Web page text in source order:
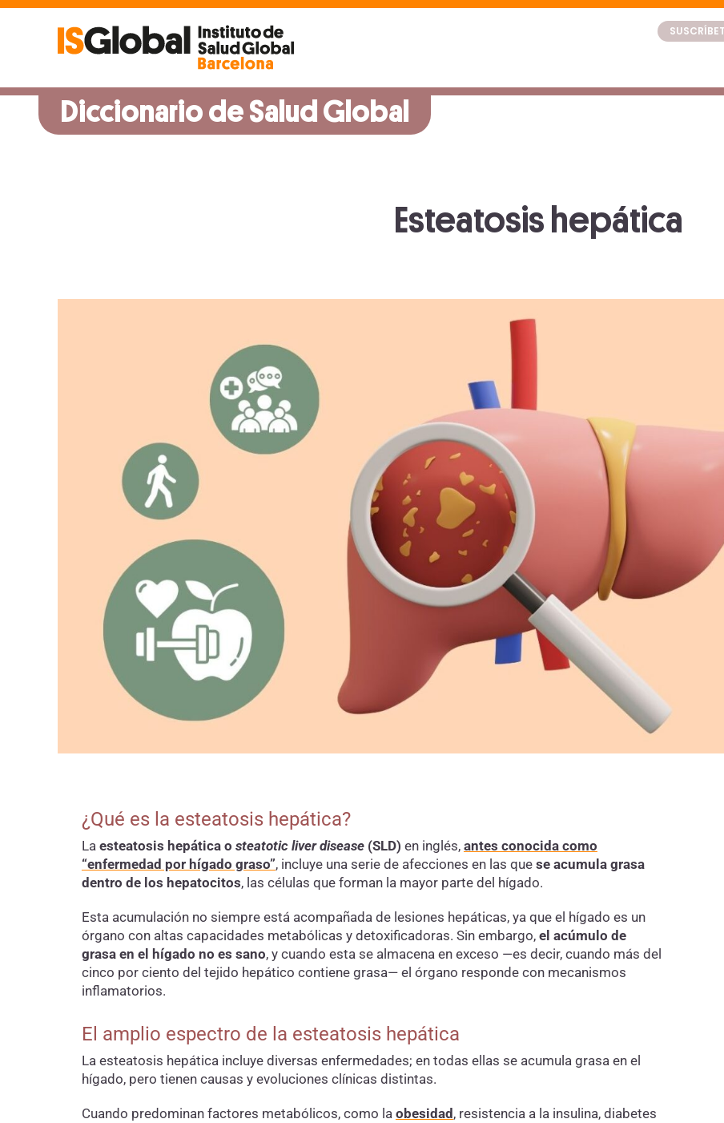
Skip
Diccionario de Salud Global
Esteatosis hepática
¿Qué es la esteatosis hepática?
La esteatosis hepática o steatotic liver disease(SLD) en inglés, antes conocida como
“enfermedad por hígado graso”, incluye una serie de afecciones en las que se acumula grasa
dentro de los hepatocitos, las células que forman la mayor parte del hígado.
Esta acumulación no siempre está acompañada de lesiones hepáticas, ya que el hígado es un
órgano con altas capacidades metabólicas y detoxificadoras. Sin embargo, el acúmulo de
grasa en el hígado no es sano, y cuando esta se almacena en exceso —es decir, cuando más del
cinco por ciento del tejido hepático contiene grasa— el órgano responde con mecanismos
inflamatorios.
El amplio espectro de la esteatosis hepática
La esteatosis hepática incluye diversas enfermedades; en todas ellas se acumula grasa en el
hígado, pero tienen causas y evoluciones clínicas distintas.
Cuando predominan factores metabólicos, como la obesidad , resistencia a la insulina, diabetes